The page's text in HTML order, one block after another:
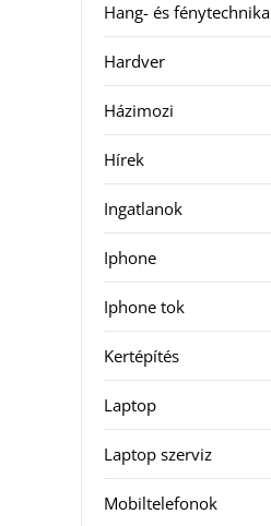
Hang- és fénytechnika
Hardver
Házimozi
Hírek
Ingatlanok
Iphone
Iphone tok
Kertépítés
Laptop
Laptop szerviz
Mobiltelefonok